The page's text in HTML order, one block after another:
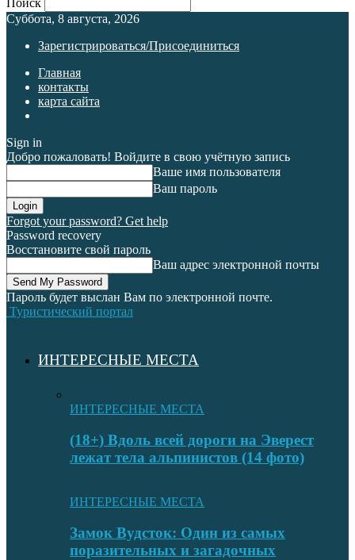
Поиск
Суббота, 8 августа, 2026
Зарегистрироваться/Присоединиться
Главная
контакты
карта сайта
Sign in
Добро пожаловать! Войдите в свою учётную запись
Ваше имя пользователя
Ваш пароль
Forgot your password? Get help
Password recovery
Восстановите свой пароль
Ваш адрес электронной почты
Пароль будет выслан Вам по электронной почте.
Туристический портал
ИНТЕРЕСНЫЕ МЕСТА
ИНТЕРЕСНЫЕ МЕСТА
(18+) Вдоль всей дороги на Эверест
лежат тела альпинистов (14 фото)
ИНТЕРЕСНЫЕ МЕСТА
Замок Вудсток: Один из самых
поразительных и загадочных